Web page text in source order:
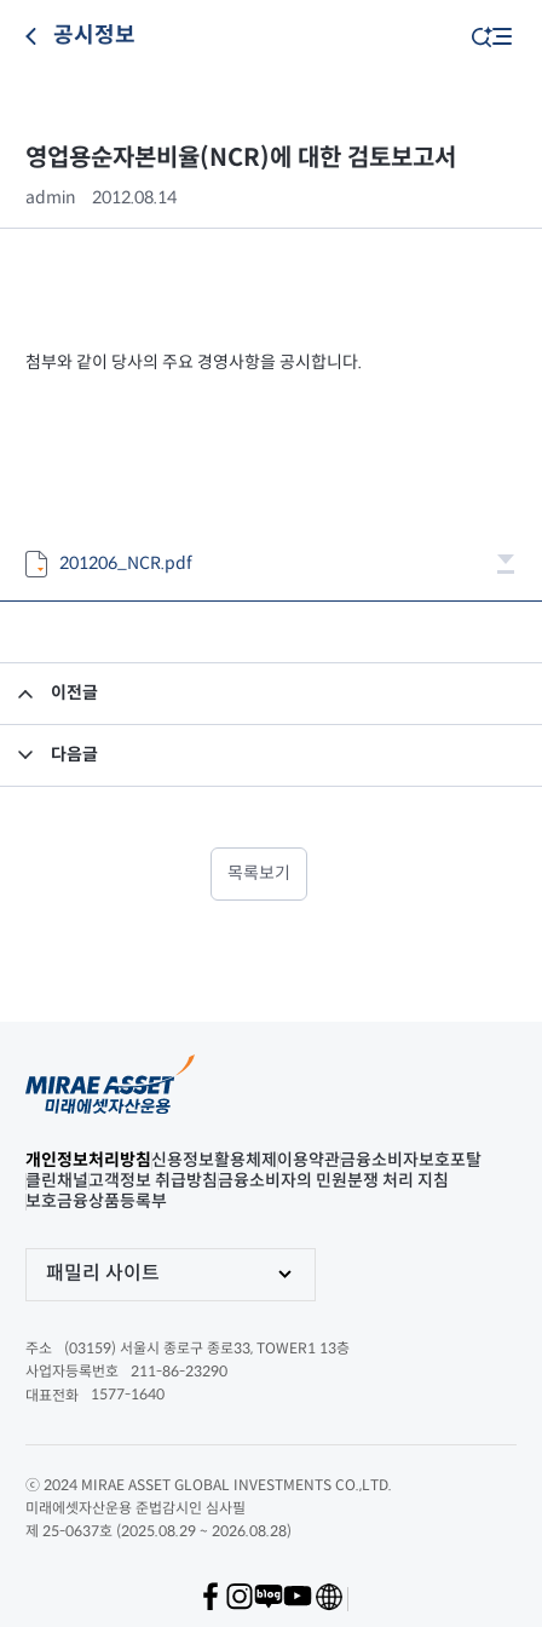
공시정보
영업용순자본비율(NCR)에 대한 검토보고서
admin 2012.08.14
첨부와 같이 당사의 주요 경영사항을 공시합니다.
201206_NCR.pdf
이전글
다음글
목록보기
개인정보처리방침신용정보활용체제 이용약관금융소비자보호포탈
클린채널고객정보 취급방침금융소비자의 민원분쟁 처리 지침
보호금융상품등록부
패밀리 사이트
주소
(03159) 서울시 종로구 종로33, TOWER1 13층
사업자등록번호
211-86-23290
대표전화
1577-1640
ⓒ 2024 MIRAE ASSET GLOBAL INVESTMENTS CO.,LTD.
미래에셋자산운용 준법감시인 심사필
제 25-0637호 (2025.08.29 ~ 2026.08.28)